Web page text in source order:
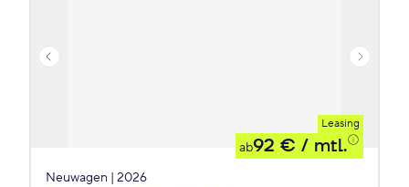
Leasing
ab92 € / mtl.
Neuwagen | 2026